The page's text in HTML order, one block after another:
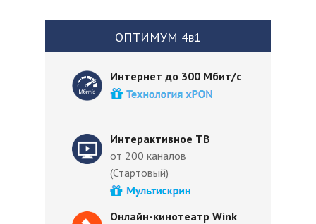
Онлайн-кинотеатр Wink
Интернет до 300 Мбит/с
ОПТИМУМ 4в1
Интерактивное ТВ
от 200 каналов
(Стартовый)